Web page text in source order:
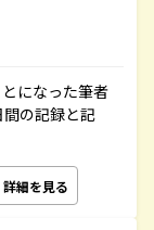
になった筆者
の記録と記
詳細を見る